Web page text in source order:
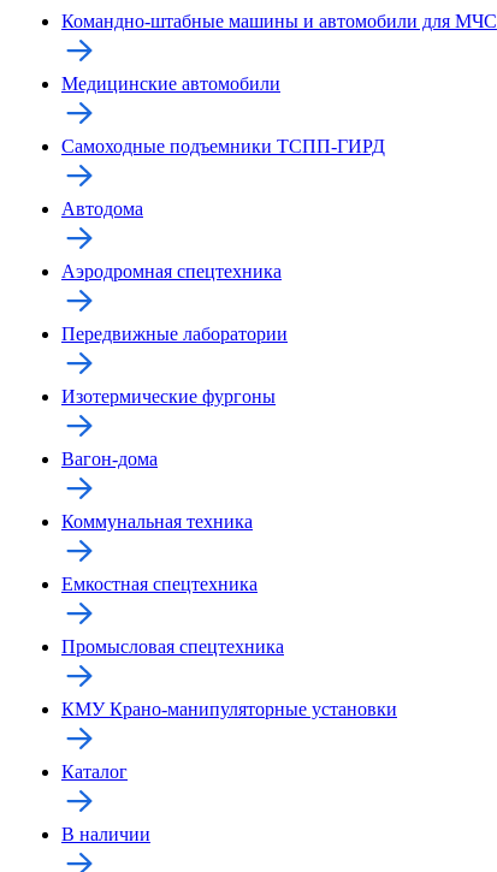
Командно-штабные машины и автомобили для МЧС
Медицинские автомобили
Самоходные подъемники ТСПП-ГИРД
Автодома
Аэродромная спецтехника
Передвижные лаборатории
Изотермические фургоны
Вагон-дома
Коммунальная техника
Емкостная спецтехника
Промысловая спецтехника
КМУ Крано-манипуляторные установки
Каталог
В наличии